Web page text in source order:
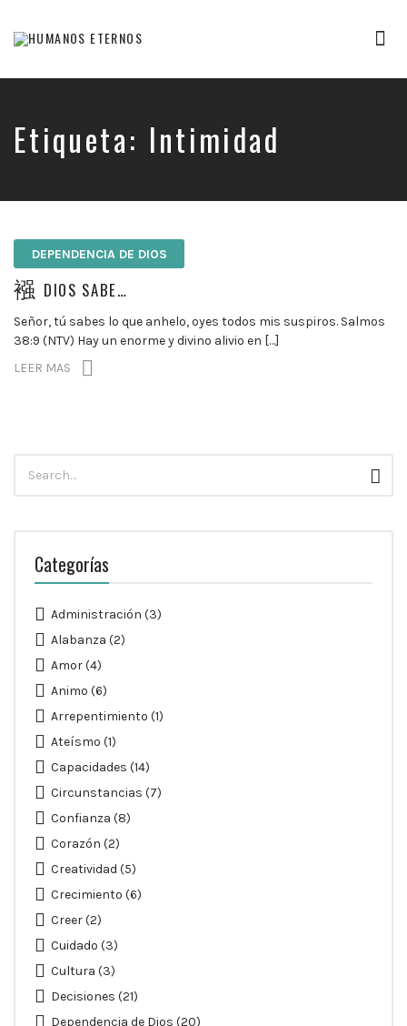
humanos,
nos
creó
Etiqueta: Intimidad
DEPENDENCIA DE DIOS
DIOS SABE…
Señor, tú sabes lo que anhelo, oyes todos mis suspiros. Salmos
38:9 (NTV) Hay un enorme y divino alivio en […]
LEER MAS
para:
Categorías
Administración (3)
Alabanza (2)
Amor(4)
Animo (6)
Arrepentimiento (1)
Ateísmo (1)
Capacidades (14)
Circunstancias (7)
Confianza (8)
Corazón (2)
Creatividad (5)
Crecimiento (6)
Creer(2)
Cuidado (3)
Cultura (3)
Decisiones (21)
Dependencia de Dios (20)